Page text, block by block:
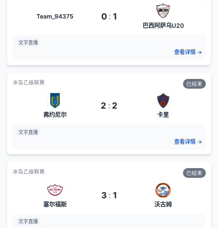
Team_94375 0 : 1
巴西阿萨乌U20
文字直播
查看详情→
冰岛乙级联赛 已结束
弗约尼尔
2 : 2
卡里
文字直播
查看详情→
冰岛乙级联赛 已结束
塞尔福斯
3 : 1
沃古姆
文字直播